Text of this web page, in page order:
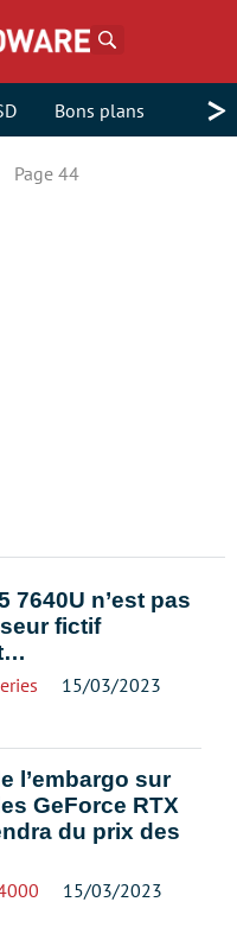
Bons plans >
Page 44
7640U n’est pas
fictif
15/03/2023
l’embargo sur
GeForce RTX
du prix des
15/03/2023